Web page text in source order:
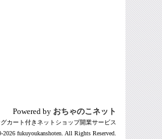
Powered by おちゃのこネット
カート付きネットショップ開業サービス
2026 fukuyoukanshoten. All Rights Reserved.